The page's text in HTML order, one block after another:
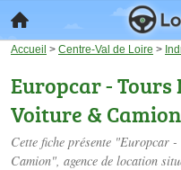
Accueil > Centre-Val de Loire >
Europcar -
Voiture & Camion
Cette fiche présente "Europcar
Camion", agence de location